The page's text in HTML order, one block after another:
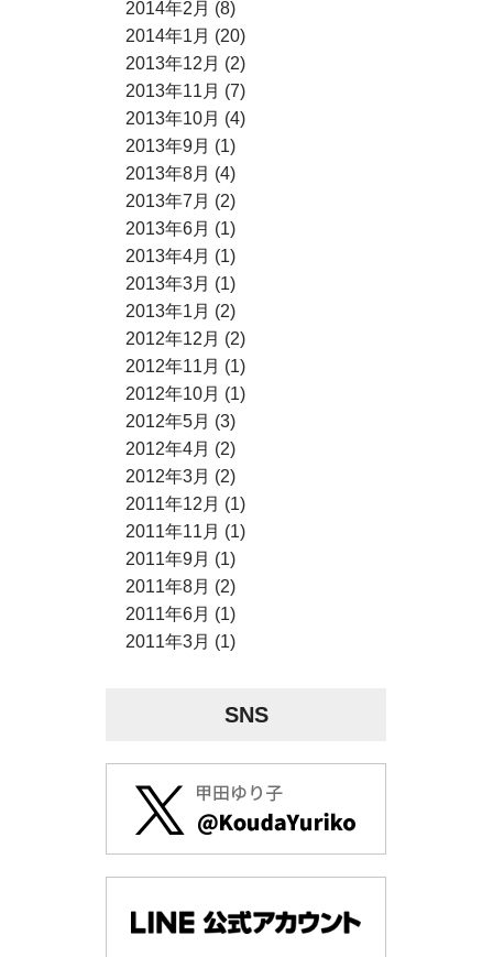
2014年2月 (8)
2014年1月 (20)
2013年12月 (2)
2013年11月 (7)
2013年10月 (4)
2013年9月 (1)
2013年8月 (4)
2013年7月 (2)
2013年6月 (1)
2013年4月 (1)
2013年3月 (1)
2013年1月 (2)
2012年12月 (2)
2012年11月 (1)
2012年10月 (1)
2012年5月 (3)
2012年4月 (2)
2012年3月 (2)
2011年12月 (1)
2011年11月 (1)
2011年9月 (1)
2011年8月 (2)
2011年6月 (1)
2011年3月 (1)
SNS